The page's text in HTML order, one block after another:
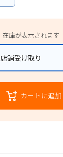
在庫が表示されます
舗受け取り
カートに追加